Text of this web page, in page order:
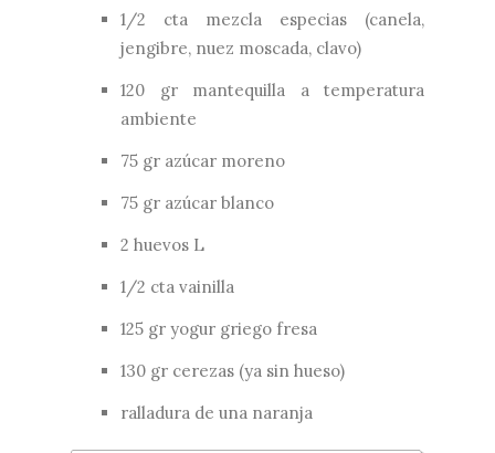
1/2 cta mezcla especias (canela,
jengibre, nuez moscada, clavo)
120 gr mantequilla a temperatura
ambiente
75 gr azúcar moreno
75 gr azúcar blanco
2 huevos L
1/2 cta vainilla
125 gr yogur griego fresa
130 gr cerezas (ya sin hueso)
ralladura de una naranja